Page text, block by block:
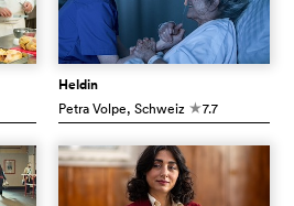
Heldin
Petra Volpe, Schweiz c7.7